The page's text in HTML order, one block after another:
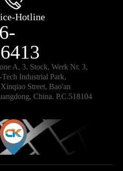
Hotline
A, 3. Stock, Werk Nr. 3,
Industrial Park,
Street, Bao'an
China. P.C.518104